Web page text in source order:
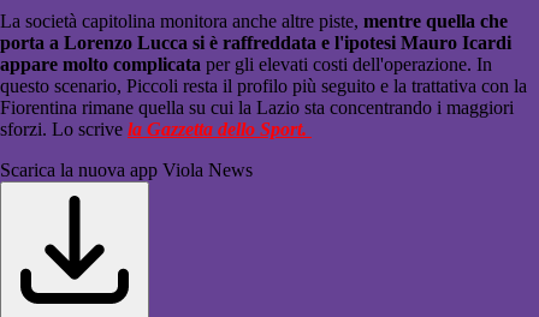
La società capitolina monitora anche altre piste, mentre quella che
porta a Lorenzo Lucca si è raffreddata e l'ipotesi Mauro Icardi
appare molto complicata per gli elevati costi dell'operazione. In
questo scenario, Piccoli resta il profilo più seguito e la trattativa con la
Fiorentina rimane quella su cui la Lazio sta concentrando i maggiori
sforzi. Lo scrive la Gazzetta dello Sport.
Scarica la nuova app Viola News